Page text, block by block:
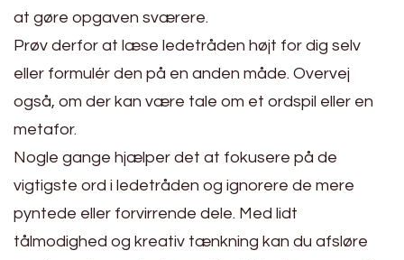
at gøre opgaven sværere.
Prøv derfor at læse ledetråden højt for dig selv
eller formulér den på en anden måde. Overvej
også, om der kan være tale om et ordspil eller en
metafor.
Nogle gange hjælper det at fokusere på de
vigtigste ord i ledetråden og ignorere de mere
pyntede eller forvirrende dele. Med lidt
tålmodighed og kreativ tænkning kan du afsløre